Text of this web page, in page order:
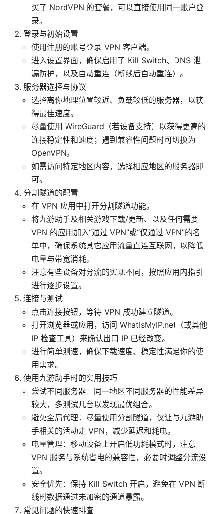
买了 NordVPN 的套餐，可以直接使用同一账户登
录。
登录与初始设置
使用注册的账号登录 VPN 客户端。
进入设置界面，确保启用了 Kill Switch、DNS 泄
漏防护，以及自动重连（断线后自动重连）。
服务器选择与协议
选择离你地理位置较近、负载较低的服务器，以获
得最佳速度。
尽量使用 WireGuard（若设备支持）以获得更高的
连接稳定性和速度；遇到兼容性问题时可切换为
OpenVPN。
如需访问特定地区内容，选择相应地区的服务器即
可。
分割隧道的配置
在 VPN 应用中打开分割隧道功能。
将九游助手及相关游戏下载/更新、以及任何需要
VPN 的应用加入“通过 VPN”或“仅通过 VPN”的名
单中，确保系统其它应用流量直连互联网，以降低
电量与带宽消耗。
注意有些设备对分流的实现不同，按照应用内指引
进行逐步设置。
连接与测试
点击连接按钮，等待 VPN 成功建立隧道。
打开浏览器或应用，访问 WhatIsMyIP.net（或其他
IP 检查工具）来确认出口 IP 已经改变。
进行简单测速，确保下载速度、稳定性满足你的使
用需求。
使用九游助手时的实用技巧
尝试不同服务器：同一地区不同服务器的性能差异
较大，多测试几台以发现最优组合。
避免全局代理：尽量使用分割隧道，仅让与九游助
手相关的活动走 VPN，减少延迟和耗电。
电量管理：移动设备上开启低功耗模式时，注意
VPN 服务与系统省电的兼容性，必要时调整分流设
置。
安全优先：保持 Kill Switch 开启，避免在 VPN 断
线时数据通过未加密的通道暴露。
常见问题的快速排查